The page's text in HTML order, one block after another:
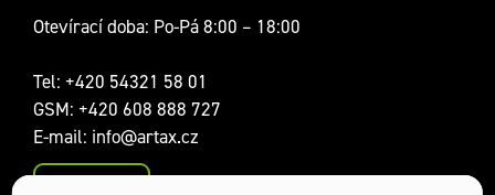
Otevírací doba: Po-Pá 8:00 – 18:00
Tel: +420 54321 58 01
GSM: +420 608 888 727
E-mail: info@artax.cz
Kontakty